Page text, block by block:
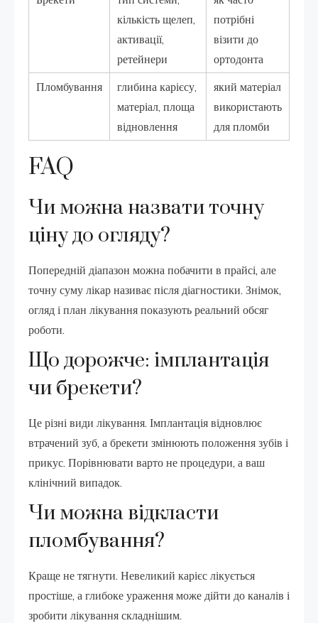
кількість щелеп,
активації,
ретейнери
потрібні
візити до
ортодонта
Пломбування
глибина карієсу,
матеріал, площа
відновлення
який матеріал
використають
для пломби
FAQ
Чи можна назвати точну
ціну до огляду?
Попередній діапазон можна побачити в прайсі, але
точну суму лікар називає після діагностики. Знімок,
огляд і план лікування показують реальний обсяг
роботи.
Що дорожче: імплантація
чи брекети?
Це різні види лікування. Імплантація відновлює
втрачений зуб, а брекети змінюють положення зубів і
прикус. Порівнювати варто не процедури, а ваш
клінічний випадок.
Чи можна відкласти
пломбування?
Краще не тягнути. Невеликий карієс лікується
простіше, а глибоке ураження може дійти до каналів і
зробити лікування складнішим.